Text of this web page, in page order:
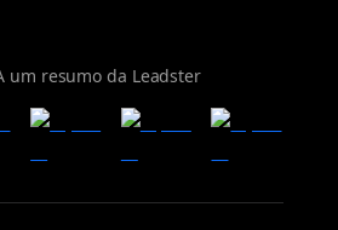
um resumo da Leadster